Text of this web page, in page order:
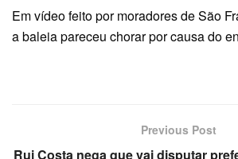
Em vídeo feito por moradores de São
a baleia pareceu chorar por causa do
Previous Post
Rui Costa nega que vai disputar